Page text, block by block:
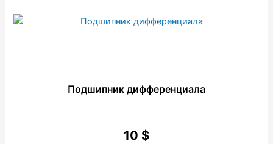
Подшипник дифференциала
10 $